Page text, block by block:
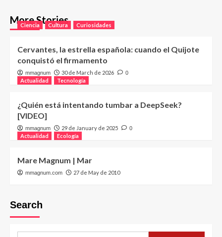
More Stories
Ciencia Cultura Curiosidades
Cervantes, la estrella española: cuando el Quijote
conquistó el firmamento
mmagnum 30 de March de 2026 0
Actualidad Tecnología
¿Quién está intentando tumbar a DeepSeek?
[VIDEO]
mmagnum 29 de January de 2025 0
Actualidad Ecología
Mare Magnum | Mar
mmagnum.com 27 de May de 2010
Search